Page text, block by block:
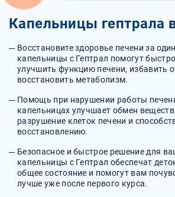
Капельницы гептрала
Восстановите здоровье печени за
капельницы с Гептрал помогут
улучшить функцию печени, избавить
восстановить метаболизм.
Помощь при нарушении работы
капельницах улучшает обмен
разрушение клеток печени и
восстановлению.
Безопасное и быстрое решение для
капельницы с Гептрал обеспечат
общее состояние и помогут вам
лучше уже после первого курса.